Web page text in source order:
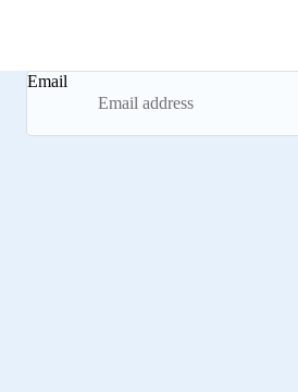
Email